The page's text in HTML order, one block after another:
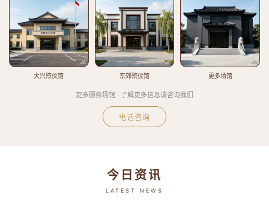
大兴殡仪馆 东郊殡仪馆 更多场馆
更多服务场馆 · 了解更多信息请咨询我们
电话咨询
今日资讯
LATEST NEWS